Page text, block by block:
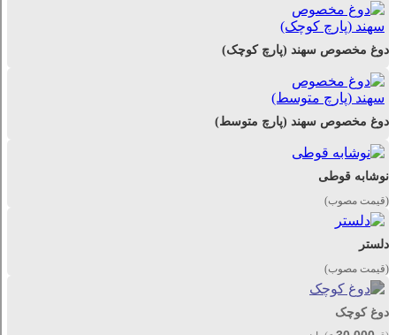
دوغ مخصوص سهند (پارچ کوچک)
دوغ مخصوص سهند (پارچ متوسط)
نوشابه قوطی
(قیمت مصوب)
دلستر
(قیمت مصوب)
دوغ کوچک